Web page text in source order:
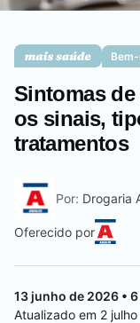
Sintomas
os sinais,
tratamentos
Por: Drogaria
Oferecido por
13 junho de 2026 •
Atualizado em 2